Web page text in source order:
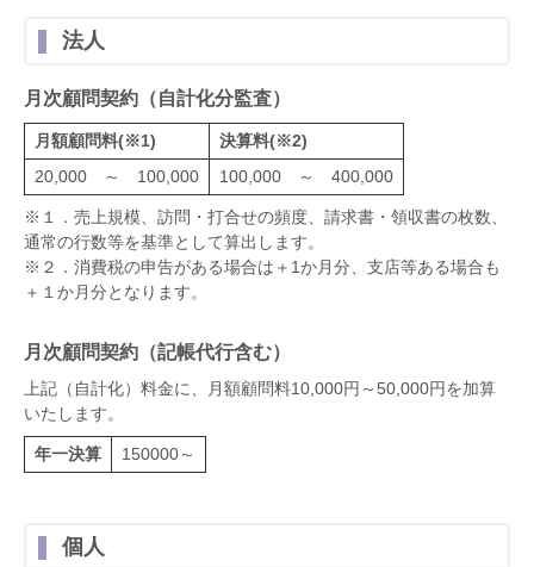
法人
月次顧問契約（自計化分監査）
月額顧問料(※1)
決算料(※2)
20,000 ～ 100,000
100,000 ～ 400,000
※１．売上規模、訪問・打合せの頻度、請求書・領収書の枚数、
通常の行数等を基準として算出します。
※２．消費税の申告がある場合は＋1か月分、支店等ある場合も
＋１か月分となります。
月次顧問契約（記帳代行含む）
上記（自計化）料金に、月額顧問料10,000円～50,000円を加算
いたします。
年一決算 150000～
個人